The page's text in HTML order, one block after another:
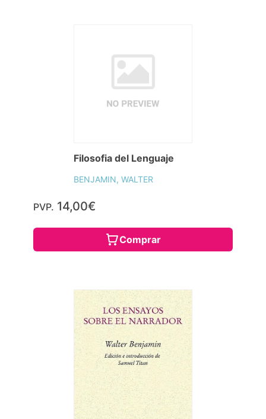
Filosofia del Lenguaje
BENJAMIN, WALTER
PVP. 14,00€
Comprar